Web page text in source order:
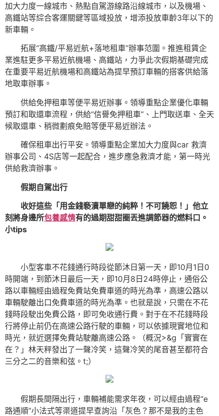
加大力度一線城市、熱點自駕游線路沿線城市，以及機場、
高鐵站等綜合客運關鍵等區域投放，增添投放車齡3年以下的
新車輛。
拓展“高鐵/平易近航+落地租車”辦事范圍。推進租賃企
業進駐更多平易近航機場、高鐵站，力爭此次假期基礎完成
在重要平易近航機場和高鐵站為提早預訂車輛的搭客供給落
地取車辦事。
供給免押租車等便平易近辦事。領導重點企業優化車輛
預訂和取還車流程，供給“信譽免押租車”、上門取送車、全天
候取還車、稍微劃痕免賠等便平易近辦法。
確保租車出行平安。領導重點企業加大力度與car 救濟
辦事公司、4S店等一起配合，進步應急救濟才能，第一時光
供給救濟辦事。
假期自駕出行
收好這些「用金錢褻瀆單戀的純粹！不可饒恕！」他立
刻將身邊所包養感情有的過期甜甜圈丟進調節器的燃料口。
小tips
小型客車不花錢通行時段從節沐日第一天，即10月1日0
時開端，到節沐日最后一天，即10月8日24時停止，通俗公
路以車輛經由過程免費站免費車道的時光為準，高速公路以
車輛駛離出口免費車道的時光為準。也就是說，只需在不花
錢時段駛出免費公路，即可免收通行費。對于在不花錢時段
行將停止前仍在高速公路行駛的車輛，可以依據現實地位和
時光，就近選擇免費站駛離高速公路。（概況>&g「實實在
在？」林天秤發出了一聲冷笑，這聲冷笑的尾音甚至都符合
三分之二的音樂和弦。t;）
假期長間隔出行，車輛補能需求年夜，可以經由過程“e
路通順”小法式等渠道提早查詢沿「灰色？那不是我的主色